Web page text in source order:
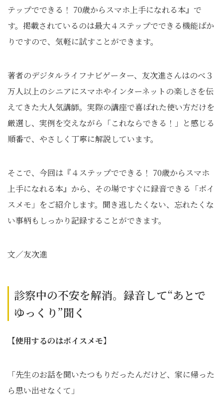
テップでできる！ 70歳からスマホ上手になれる本』で
す。掲載されているのは最大４ステップでできる機能ばか
りですので、気軽に試すことができます。
著者のデジタルライフナビゲーター、友次進さんはのべ３
万人以上のシニアにスマホやインターネットの楽しさを伝
えてきた大人気講師。実際の講座で喜ばれた使い方だけを
厳選し、実例を交えながら「これならできる！」と感じる
順番で、やさしく丁寧に解説しています。
そこで、今回は『４ステップでできる！ 70歳からスマホ
上手になれる本』から、その場ですぐに録音できる「ボイ
スメモ」をご紹介します。聞き逃したくない、忘れたくな
い事柄もしっかり記録することができます。
文／友次進
診察中の不安を解消。録音して“あとで
ゆっくり”聞く
【使用するのはボイスメモ】
「先生のお話を聞いたつもりだったんだけど、家に帰った
ら思い出せなくて」